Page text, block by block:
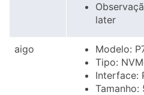
later
aigo
Modelo:
Tipo:
Interface:
Tamanho: